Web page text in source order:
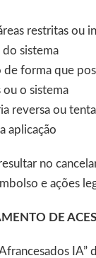
restritas ou
sistema
forma que
ou o sistema
reversa ou
aplicação
no
e ações
DE
IA”